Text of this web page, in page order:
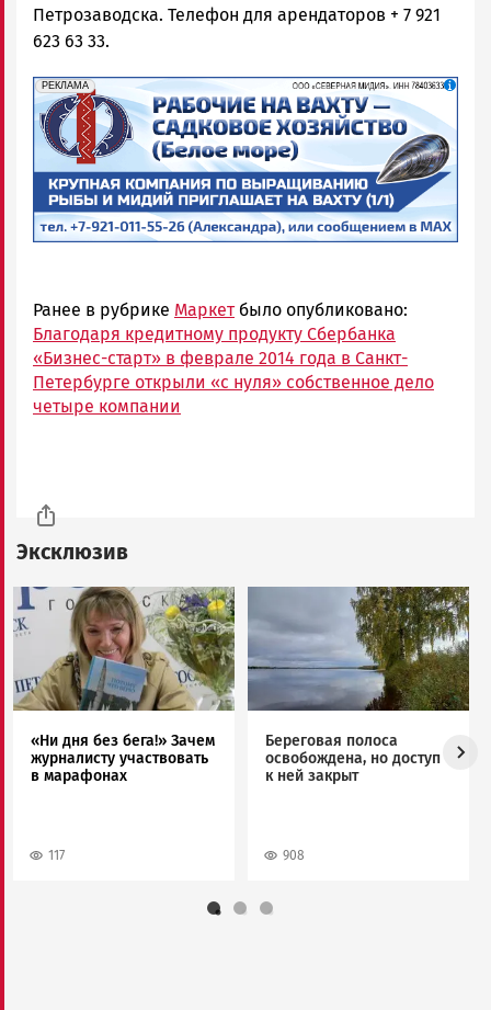
Петрозаводска. Телефон для арендаторов + 7 921
623 63 33.
erid: 2SDnjf467GP
РЕКЛАМА
Реклама
Ранее в рубрике Маркетбыло опубликовано:
Благодаря кредитному продукту Сбербанка
«Бизнес-старт» в феврале 2014 года в Санкт-
Петербурге открыли «с нуля» собственное дело
четыре компании
Эксклюзив
Image
«Ни дня без бега!» Зачем
журналисту участвовать
в марафонах
117
Береговая полоса
освобождена, но доступ
к ней закрыт
908